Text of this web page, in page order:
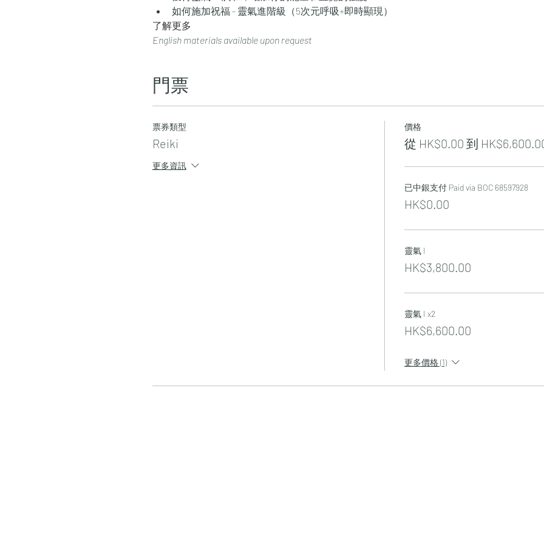
如何施加祝福 - 靈氣進階級（5次元呼吸+即時顯現）
了解更多
English materials available upon request
門票
票券類型
Reiki
更多資訊
價格
從 HK$0.00 到
已中銀支付 Paid via BOC 68597928
HK$0.00
靈氣 I
HK$3,800.00
靈氣 I x2
HK$6,600.00
更多價格 (1)